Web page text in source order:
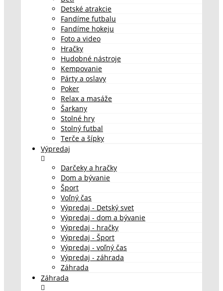
Detské atrakcie
Fandíme futbalu
Fandíme hokeju
Foto a video
Hračky
Hudobné nástroje
Kempovanie
Párty a oslavy
Poker
Relax a masáže
Šarkany
Stolné hry
Stolný futbal
Terče a šípky
Výpredaj
Darčeky a hračky
Dom a bývanie
Šport
Voľný čas
Výpredaj - Detský svet
Výpredaj - dom a bývanie
Výpredaj - hračky
Výpredaj - Šport
Výpredaj - voľný čas
Výpredaj - záhrada
Záhrada
Záhrada